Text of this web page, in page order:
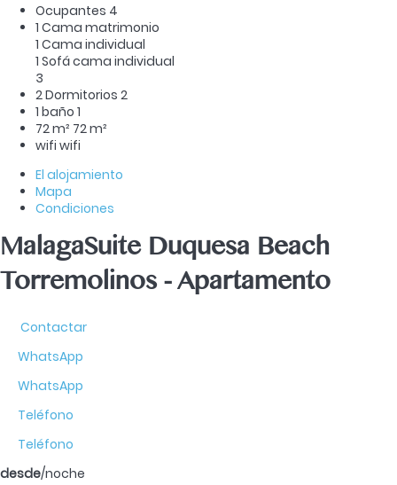
Ocupantes 4
1 Cama matrimonio
1 Cama individual
1 Sofá cama individual
3
2 Dormitorios 2
1 baño 1
72 m² 72 m²
wifi wifi
El alojamiento
Mapa
Condiciones
MalagaSuite Duquesa Beach
Torremolinos -Apartamento
Contactar
WhatsApp
WhatsApp
Teléfono
Teléfono
desde/noche